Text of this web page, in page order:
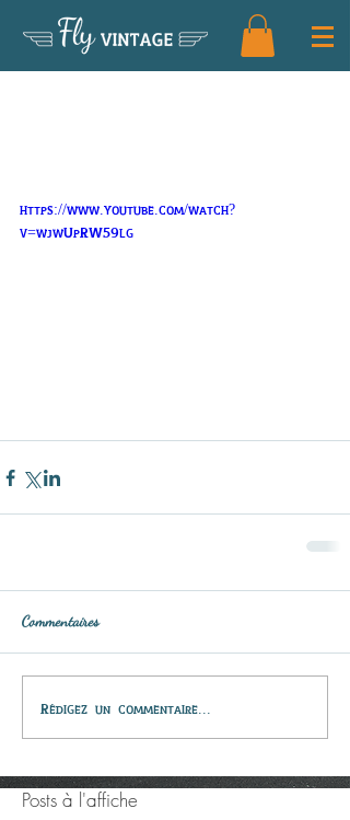
FlyVINTAGE
https://www.youtube.com/watch?
v=wjwUpRW59lg
Commentaires
Rédigez un commentaire...
Posts à l'affiche